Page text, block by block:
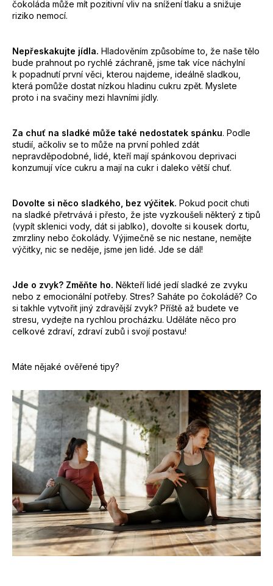
čokoláda může mít pozitivní vliv na snížení tlaku a snižuje
riziko nemocí.
Nepřeskakujte jídla. Hladověním způsobíme to, že naše tělo
bude prahnout po rychlé záchraně, jsme tak více náchylní
k popadnutí první věci, kterou najdeme, ideálně sladkou,
která pomůže dostat nízkou hladinu cukru zpět. Myslete
proto i na svačiny mezi hlavními jídly.
Za chuť na sladké může také nedostatek spánku. Podle
studií, ačkoliv se to může na první pohled zdát
nepravděpodobné, lidé, kteří mají spánkovou deprivaci
konzumují více cukru a mají na cukr i daleko větší chuť.
Dovolte si něco sladkého, bez výčitek. Pokud pocit chuti
na sladké přetrvává i přesto, že jste vyzkoušeli některý z tipů
(vypít sklenici vody, dát si jablko), dovolte si kousek dortu,
zmrzliny nebo čokolády. Výjimečně se nic nestane, nemějte
výčitky, nic se neděje, jsme jen lidé. Jde se dál!
Jde o zvyk? Změňte ho. Někteří lidé jedí sladké ze zvyku
nebo z emocionální potřeby. Stres? Saháte po čokoládě? Co
si takhle vytvořit jiný zdravější zvyk? Příště až budete ve
stresu, vydejte na rychlou procházku. Uděláte něco pro
celkové zdraví, zdraví zubů i svojí postavu!
Máte nějaké ověřené tipy?